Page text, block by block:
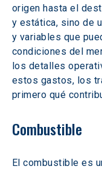
origen hasta el
y estática, sino de
y variables que
condiciones del
los detalles
estos gastos, los
primero qué
Combustible
El combustible es